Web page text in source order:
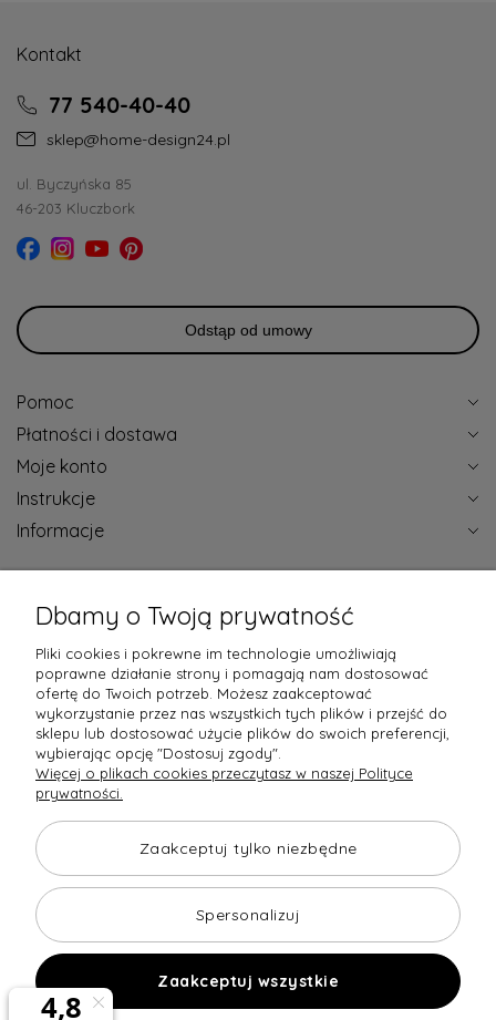
Kontakt
77 540-40-40
sklep@home-design24.pl
ul. Byczyńska 85
46-203 Kluczbork
Odstąp od umowy
Pomoc
Płatności i dostawa
Moje konto
Instrukcje
Informacje
Raty obsługują
Towary dostarczają Opinie
Copyright © 2026 home-design24.pl
Dbamy o Twoją prywatność
Pliki cookies i pokrewne im technologie umożliwiają
poprawne działanie strony i pomagają nam dostosować
ofertę do Twoich potrzeb. Możesz zaakceptować
wykorzystanie przez nas wszystkich tych plików i przejść do
sklepu lub dostosować użycie plików do swoich preferencji,
wybierając opcję "Dostosuj zgody".
Więcej o plikach cookies przeczytasz w naszej Polityce
prywatności.
Zaakceptuj tylko niezbędne
Spersonalizuj
Zaakceptuj wszystkie